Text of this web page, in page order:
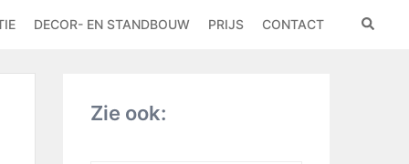
DECOR- EN STANDBOUW PRIJS CONTACT
Zie ook: